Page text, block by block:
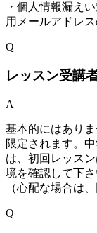
・個人情報漏え
用メールアドレ
Q
レッスン受講
A
基本的にはあり
限定されます。
は、初回レッス
境を確認して下
（心配な場合は
Q